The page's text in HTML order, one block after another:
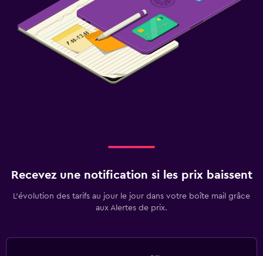
Recevez une notification si les prix baissent
L’évolution des tarifs au jour le jour dans votre boîte mail grâce
aux Alertes de prix.